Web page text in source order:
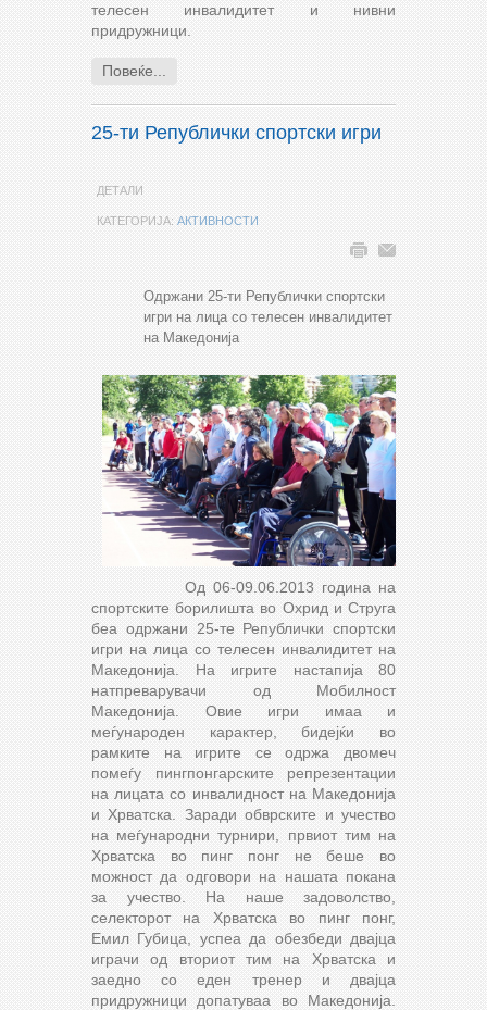
телесен инвалидитет и нивни
придружници.
Повеќе...
25-ти Републички спортски игри
ДЕТАЛИ
КАТЕГОРИЈА: АКТИВНОСТИ
Одржани 25-ти Републички спортски
игри на лица со телесен инвалидитет
на Македонија
Од 06-09.06.2013 година на
спортските борилишта во Охрид и Струга
беа одржани 25-те Републички спортски
игри на лица со телесен инвалидитет на
Македонија. На игрите настапија 80
натпреварувачи од Мобилност
Македонија. Овие игри имаа и
меѓународен карактер, бидејќи во
рамките на игрите се одржа двомеч
помеѓу пингпонгарските репрезентации
на лицата со инвалидност на Македонија
и Хрватска. Заради обврските и учество
на меѓународни турнири, првиот тим на
Хрватска во пинг понг не беше во
можност да одговори на нашата покана
за учество. На наше задоволство,
селекторот на Хрватска во пинг понг,
Емил Губица, успеа да обезбеди двајца
играчи од вториот тим на Хрватска и
заедно со еден тренер и двајца
придружници допатуваа во Македонија.